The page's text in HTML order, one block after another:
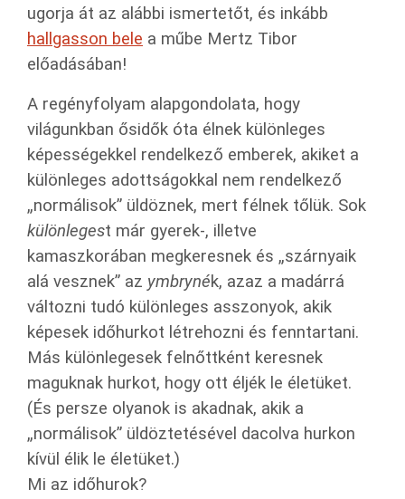
ugorja át az alábbi ismertetőt, és inkább
hallgasson bel e a műbe Mertz Tibor
előadásában!
A regényfolyam alapgondolata, hogy
világunkban ősidők óta élnek különleges
képességekkel rendelkező emberek, akiket a
különleges adottságokkal nem rendelkező
„normálisok” üldöznek, mert félnek tőlük. Sok
különlegest már gyerek-, illetve
kamaszkorában megkeresnek és „szárnyaik
alá vesznek” az ymbrynék, azaz a madárrá
változni tudó különleges asszonyok, akik
képesek időhurkot létrehozni és fenntartani.
Más különlegesek felnőttként keresnek
maguknak hurkot, hogy ott éljék le életüket.
(És persze olyanok is akadnak, akik a
„normálisok” üldöztetésével dacolva hurkon
kívül élik le életüket.)
Mi az időhurok?